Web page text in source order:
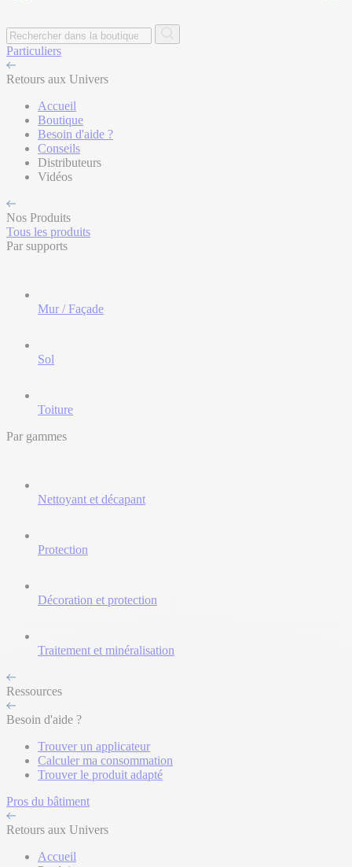
Particuliers
Retours aux Univers
Accueil
Boutique
Besoin d'aide ?
Conseils
Distributeurs
Vidéos
Nos Produits
Tous les produits
Par supports
Mur / Façade
Sol
Toiture
Par gammes
Nettoyant et décapant
Protection
Décoration et protection
Traitement et minéralisation
Ressources
Besoin d'aide ?
Trouver un applicateur
Calculer ma consommation
Trouver le produit adapté
Pros du bâtiment
Retours aux Univers
Accueil